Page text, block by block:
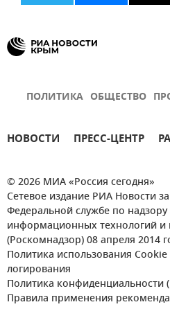
ПОЛИТИКА ОБЩЕСТВО
НОВОСТИ ПРЕСС-ЦЕНТР
© 2026 МИА «Россия сегодня»
Сетевое издание РИА Новости
Федеральной службе по надзору
информационных технологий
(Роскомнадзор) 08 апреля 2014
Политика использования
логирования
Политика конфиденциальности
Правила применения